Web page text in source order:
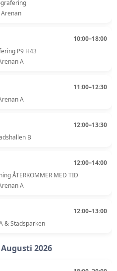
Arenan
10:00–18:00
P9 H43
A
11:00–12:30
A
12:00–13:30
B
12:00–14:00
ÅTERKOMMER MED TID
A
12:00–13:00
& Stadsparken
2026